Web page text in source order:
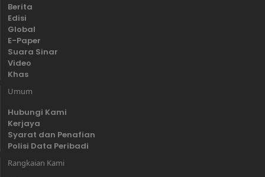
Berita
Edisi
Global
E-Paper
Suara Sinar
Video
Khas
Umum
Hubungi Kami
Kerjaya
Syarat dan Penafian
Polisi Data Peribadi
Rangkaian Kami